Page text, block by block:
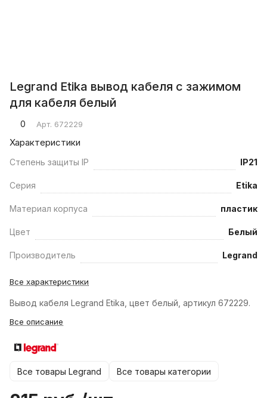
Legrand Etika вывод кабеля с зажимом
для кабеля белый
0 Арт. 672229
Характеристики
Степень защиты IP IP21
Серия Etika
Материал корпуса пластик
Цвет Белый
Производитель Legrand
Все характеристики
Вывод кабеля Legrand Etika, цвет белый, артикул 672229.
Все описание
Все товары Legrand Все товары категории